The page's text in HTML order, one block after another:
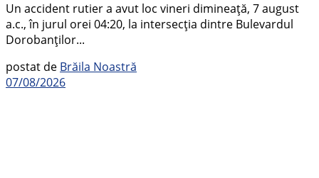
Un accident rutier a avut loc vineri dimineață, 7 august
a.c., în jurul orei 04:20, la intersecția dintre Bulevardul
Dorobanților...
postat de Brăila Noastră
07/08/2026